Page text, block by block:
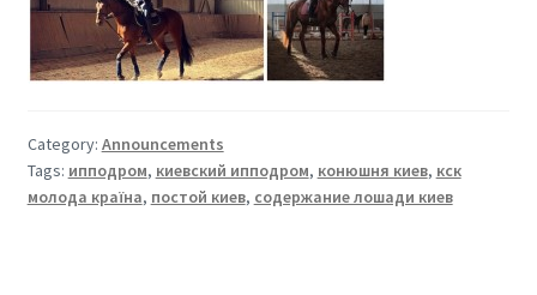
Category: Announcements
Tags: ипподром, киевский ипподром, конюшня киев, кск
молода країна, постой киев, содержание лошади киев